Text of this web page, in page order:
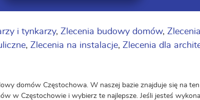
i tynkarzy, Zlecenia budowy domów,
, Zlecenia na instalacje, Zlecenia dla
domów Częstochowa. W naszej bazie znajduje się na
w Częstochowie i wybierz te najlepsze. Jeśli jesteś